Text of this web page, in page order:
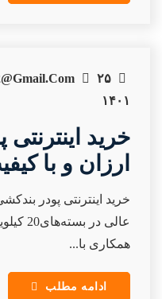
۱۴۰۱
خرید
ارزان و با
خرید اینترنتی پودر
عالی
همکاری با...
ادامه مطلب